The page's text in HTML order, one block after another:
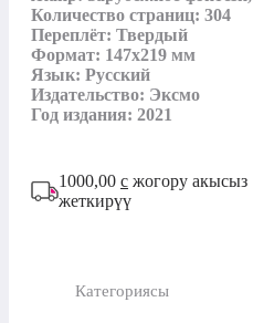
Количество страниц: 304
Переплёт: Твердый
Формат: 147x219 мм
Язык: Русский
Издательство: Эксмо
Год издания: 2021
1000,00 с жогору акысыз
жеткирүү
Категориясы